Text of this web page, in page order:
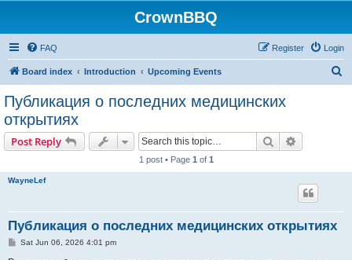
CrownBBQ
FAQ Login
Register
Board index Introduction Upcoming Events
Публикация о последних медицинских
открытиях
Post Reply Search
1 post • Page 1 of 1
WayneLef
Публикация о последних медицинских открытиях
PSat Jun 06, 2026 4:01 pm